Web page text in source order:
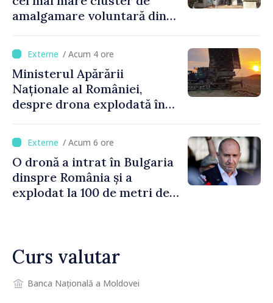
amalgamare voluntară din
orășenesc a aprobat decizia
finală
/ Acum 4 ore
Ministerul Apărării
Naționale al României,
despre drona explodată în
nu au detectat niciun
vehicul aerian”
/ Acum 6 ore
O dronă a intrat în Bulgaria
dinspre România și a
explodat la 100 de metri de
Curs valutar
Banca Națională a Moldovei